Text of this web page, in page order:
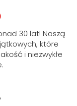
30 lat! Naszą
które
i niezwykłe